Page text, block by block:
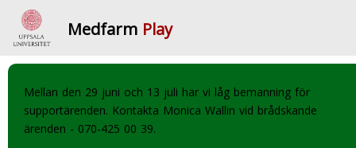
Medfarm Play
Mellan den 29 juni och 13 juli har vi låg bemanning för
supportärenden. Kontakta Monica Wallin vid brådskande
ärenden - 070-425 00 39.